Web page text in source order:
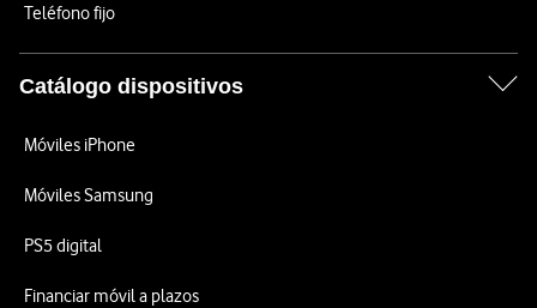
Teléfono fijo
Catálogo dispositivos
Móviles iPhone
Móviles Samsung
PS5 digital
Financiar móvil a plazos